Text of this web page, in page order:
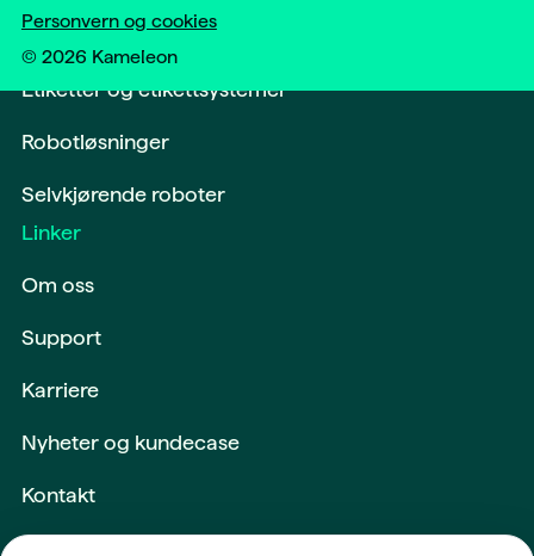
Softwareløsninger og digitalisering
Etiketter og etikettsystemer
Robotløsninger
Selvkjørende roboter
Linker
Om oss
Support
Karriere
Nyheter og kundecase
Kontakt
© 2026 Kameleon
Personvern og cookies